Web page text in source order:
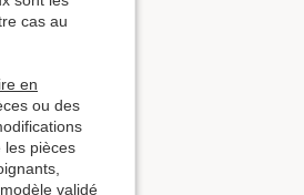
cas au
en
ou des
les pièces
validé